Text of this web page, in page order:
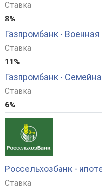
Ставка
8%
Газпромбанк - Военная
Ставка
11%
Газпромбанк -
Ставка
6%
Россельхозбанк -
Ставка